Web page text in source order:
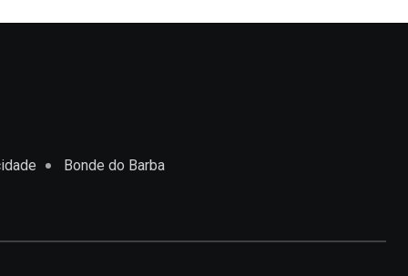
Bonde do Barba